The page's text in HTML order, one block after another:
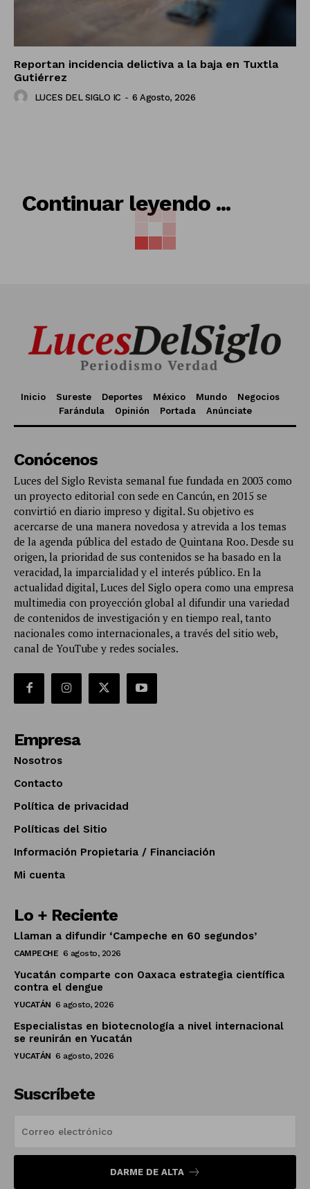
Reportan incidencia delictiva a la baja en Tuxtla
Gutiérrez
LUCES DEL SIGLO IC - 6 Agosto, 2026
Continuar leyendo ...
RELACIONADO
Inicio Sureste Deportes México Mundo
Negocios
Farándula
Opinión Portada Anúnciate
Conócenos
Luces del Siglo Revista semanal fue fundada en 2003 como
un proyecto editorial con sede en Cancún, en 2015 se
convirtió en diario impreso y digital. Su objetivo es
acercarse de una manera novedosa y atrevida a los temas
de la agenda pública del estado de Quintana Roo. Desde su
origen, la prioridad de sus contenidos se ha basado en la
veracidad, la imparcialidad y el interés público. En la
actualidad digital, Luces del Siglo opera como una empresa
multimedia con proyección global al difundir una variedad
de contenidos de investigación y en tiempo real, tanto
nacionales como internacionales, a través del sitio web,
canal de YouTube y redes sociales.
Empresa
Nosotros
Contacto
Política de privacidad
Políticas del Sitio
Información Propietaria / Financiación
Mi cuenta
Lo + Reciente
Llaman a difundir ‘Campeche en 60 segundos’
CAMPECHE 6 agosto, 2026
Yucatán comparte con Oaxaca estrategia científica
contra el dengue
YUCATÁN 6 agosto, 2026
Especialistas en biotecnología a nivel internacional
se reunirán en Yucatán
YUCATÁN 6 agosto, 2026
Suscríbete
DARME DE ALTA